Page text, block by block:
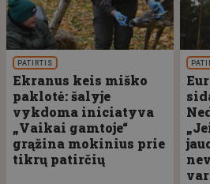
PATIRTIS
Ekranus keis miško
paklotė: šalyje
vykdoma iniciatyva
„Vaikai gamtoje“
grąžina mokinius prie
tikrų patirčių